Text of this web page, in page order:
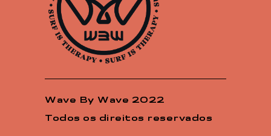
Wave By Wave 2022
Todos os direitos reservados